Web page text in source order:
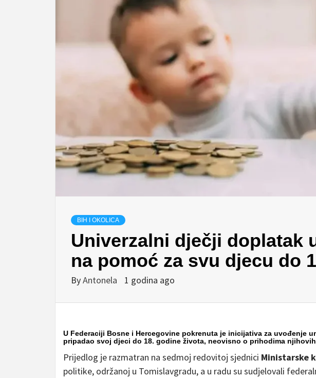
BIH I OKOLICA
Univerzalni dječji doplatak
na pomoć za svu djecu do
ByAntonela 1 godina ago
U Federaciji Bosne i Hercegovine pokrenuta je inicijativa za uvođenje
pripadao svoj djeci do 18. godine života, neovisno o prihodima
Prijedlog je razmatran na sedmoj redovitoj sjednici Ministarske
politike, održanoj u Tomislavgradu, a u radu su sudjelovali